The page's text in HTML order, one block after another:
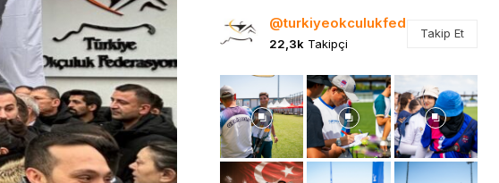
@turkiyeokculukfed
22,3k Takipçi
Takip Et